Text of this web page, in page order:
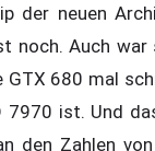
der neuen
noch. Auch war
GTX 680 mal
7970 ist. Und
den Zahlen